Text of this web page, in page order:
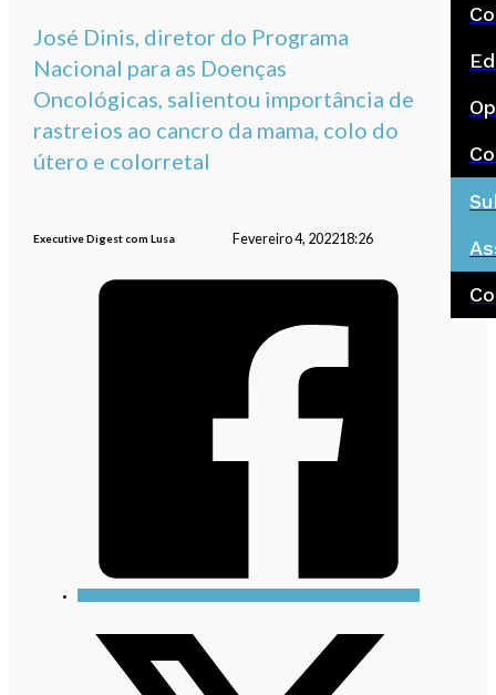
José Dinis, diretor do Programa
Nacional para as Doenças
Oncológicas, salientou importância de
rastreios ao cancro da mama, colo do
útero e colorretal
Executive Digest com Lusa Fevereiro 4, 202218:26